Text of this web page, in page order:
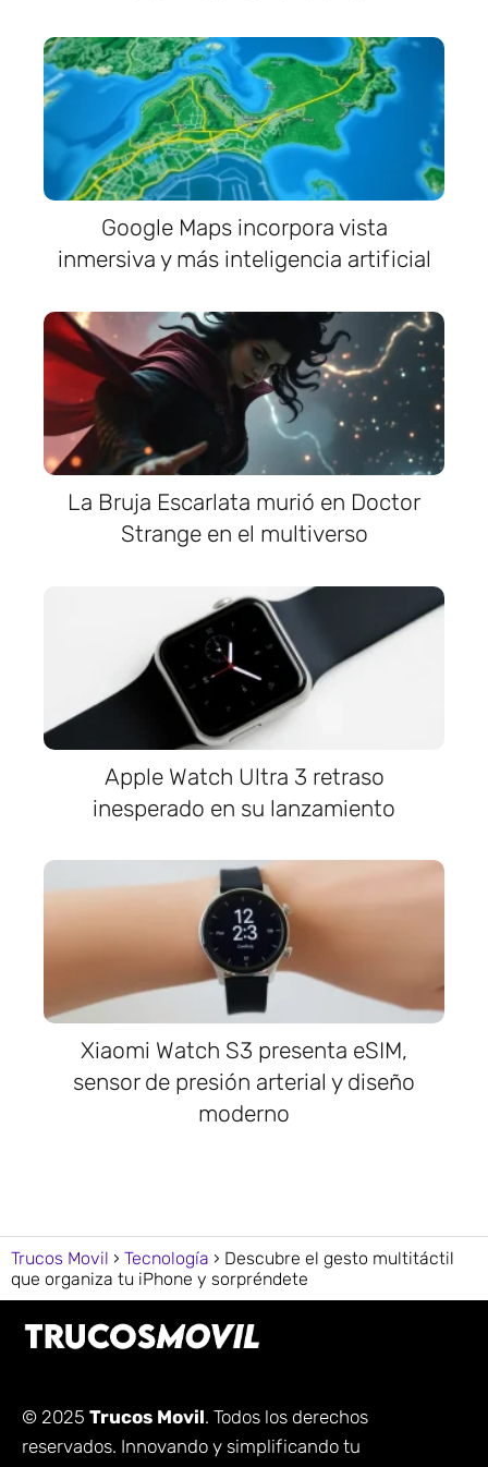
Google Maps incorpora vista
inmersiva y más inteligencia artificial
La Bruja Escarlata murió en Doctor
Strange en el multiverso
Apple Watch Ultra 3 retraso
inesperado en su lanzamiento
Xiaomi Watch S3 presenta eSIM,
sensor de presión arterial y diseño
moderno
Trucos Movil Tecnología
Descubre el gesto multitáctil
que organiza tu iPhone y sorpréndete
© 2025 Trucos Movil. Todos los derechos
reservados. Innovando y simplificando tu